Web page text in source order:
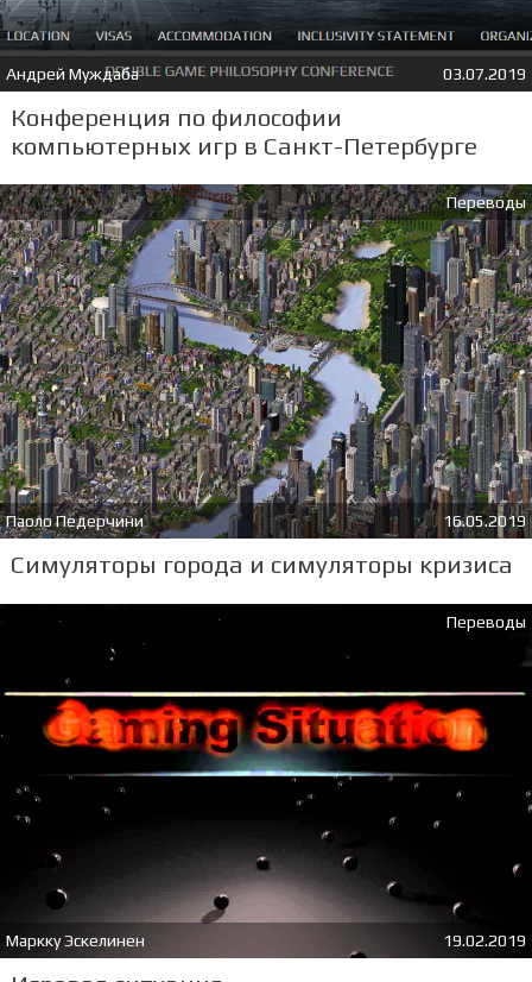
Андрей Муждаба 03.07.2019
Конференция по философии
компьютерных игр в Санкт-Петербурге
Переводы
Паоло Педерчини 16.05.2019
Симуляторы города и симуляторы кризиса
Переводы
Маркку Эскелинен 19.02.2019